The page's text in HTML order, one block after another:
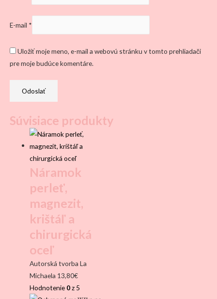
E-mail *
Uložiť moje meno, e-mail a webovú stránku v tomto prehliadači
pre moje budúce komentáre.
Súvisiace produkty
Náramok
perleť,
magnezit,
krištáľ a
chirurgická
oceľ
Autorská tvorba La
Michaela 13,80€
Hodnotenie 0z 5